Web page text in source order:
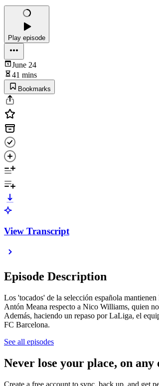
Play episode
June 24
41 mins
Bookmarks
View Transcript
Episode Description
Los 'tocados' de la selección española
Antón Meana respecto a Nico Williams, quien
Además, haciendo un repaso por LaLiga, el
FC Barcelona.
See all episodes
Never lose your place, on any
Create a free account to sync, back up, and get